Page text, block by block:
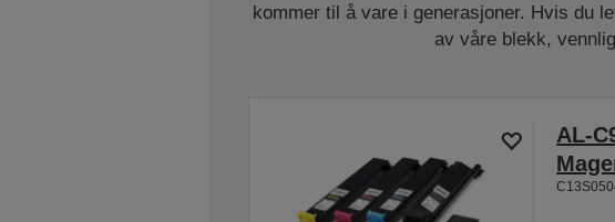
kommer til å vare i generasjoner. Hvis du
av våre blekk,
AL-